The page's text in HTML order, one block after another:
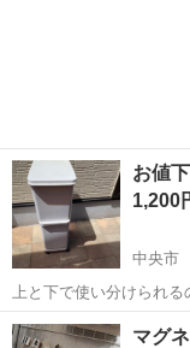
お値
1,200
中央市
上と下で使い分けられ
だと思います
山梨 中央市 家
マグ